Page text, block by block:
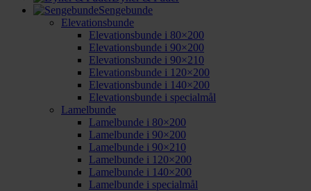
Sengebunde
Elevationsbunde
Elevationsbunde i 80×200
Elevationsbunde i 90×200
Elevationsbunde i 90×210
Elevationsbunde i 120×200
Elevationsbunde i 140×200
Elevationsbunde i specialmål
Lamelbunde
Lamelbunde i 80×200
Lamelbunde i 90×200
Lamelbunde i 90×210
Lamelbunde i 120×200
Lamelbunde i 140×200
Lamelbunde i specialmål